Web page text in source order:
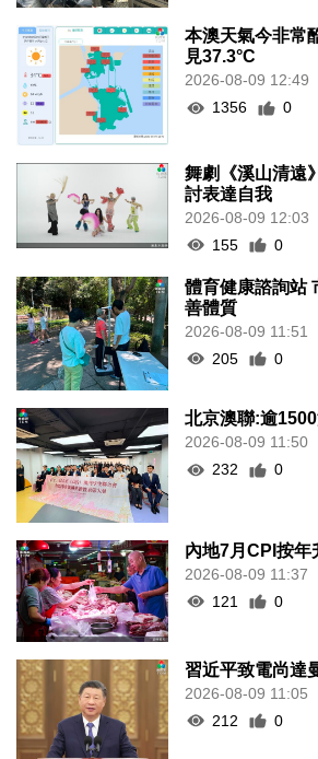
本澳天氣今非常
見37.3°C
2026-08-09 12:49
1356
0
舞劇《溪山清遠
討表達自我
2026-08-09 12:03
155
0
體育健康諮詢站
善體質
2026-08-09 11:51
205
0
北京澳聯:逾
2026-08-09 11:50
232
0
內地7月CPI按年
2026-08-09 11:37
121
0
習近平致電尚達
2026-08-09 11:05
212
0